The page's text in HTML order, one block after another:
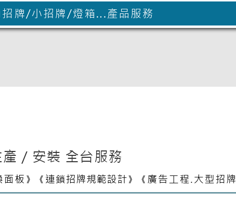
招牌/小招牌/燈箱...產品服務
/ 安裝 全台服務
面板 》《 連鎖招牌規範設計》《 廣告工程.大型招牌